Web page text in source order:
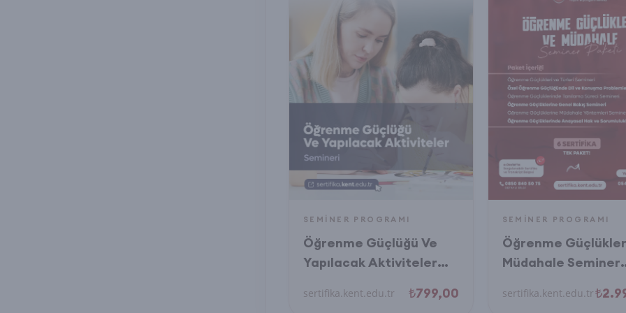
SEMINER PROGRAMI
Öğrenme Güçlüğü Ve
Yapılacak Aktiviteler
sertifika.kent.edu.tr ₺799,00
SEMINER PROGRAMI
Öğrenme
Müdahale Seminer
sertifika.kent.edu.tr